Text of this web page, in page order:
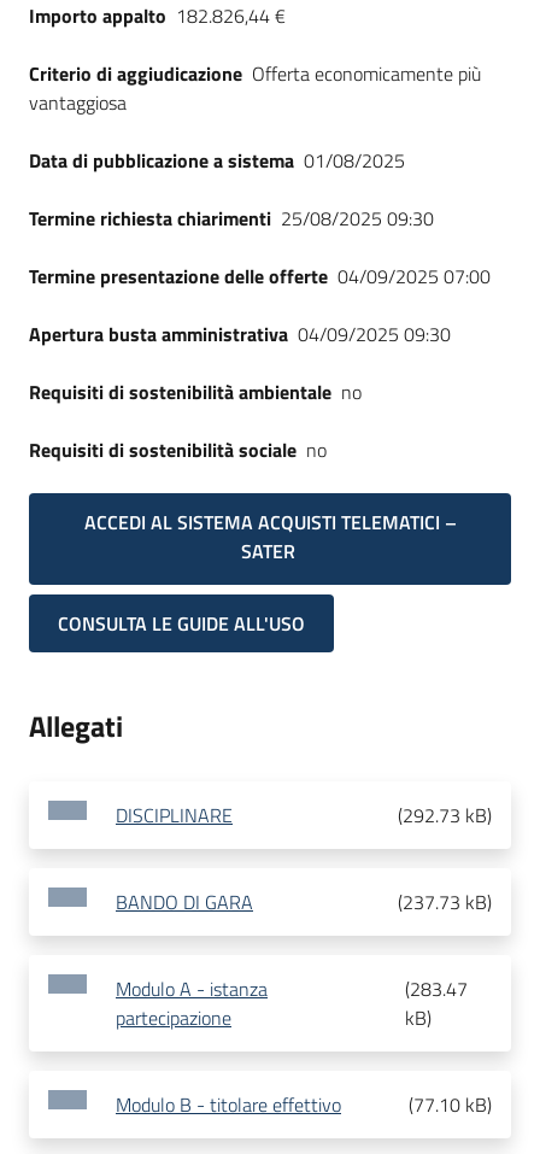
Importo appalto 182.826,44 €
Criterio di aggiudicazione Offerta economicamente più
vantaggiosa
Data di pubblicazione a sistema 01/08/2025
Termine richiesta chiarimenti 25/08/2025 09:30
Termine presentazione delle offerte 04/09/2025 07:00
Apertura busta amministrativa 04/09/2025 09:30
Requisiti di sostenibilità ambientale no
Requisiti di sostenibilità sociale no
ACCEDI AL SISTEMA ACQUISTI TELEMATICI –
SATER
CONSULTA LE GUIDE ALL'USO
Allegati
DISCIPLINARE (292.73 kB)
BANDO DI GARA (237.73 kB)
Modulo A - istanza
partecipazione
(283.47
kB)
Modulo B - titolare effettivo (77.10 kB)